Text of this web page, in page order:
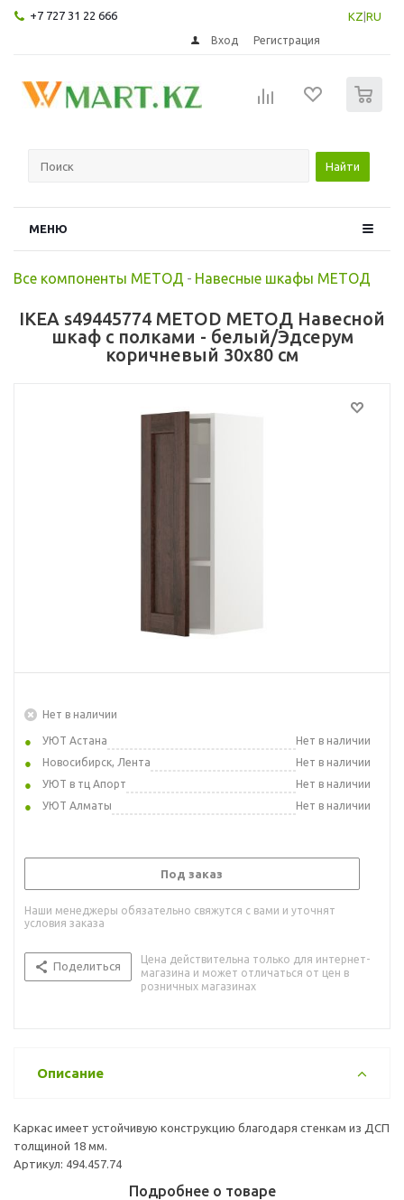
+7 727 31 22 666 KZ RU
Вход Регистрация
Найти
МЕНЮ
Все компоненты МЕТОД - Навесные шкафы МЕТОД
IKEA s49445774 METOD МЕТОД Навесной
шкаф с полками - белый/Эдсерум
коричневый 30x80 см
Нет в наличии
УЮТ Астана
Нет в наличии
Новосибирск, Лента
Нет в наличии
УЮТ в тц Апорт
Нет в наличии
УЮТ Алматы
Нет в наличии
Под заказ
Наши менеджеры обязательно свяжутся с вами и уточнят
условия заказа
Поделиться
Цена действительна только для интернет-
магазина и может отличаться от цен в
розничных магазинах
Описание
Каркас имеет устойчивую конструкцию благодаря стенкам из ДСП
толщиной 18 мм.
Артикул: 494.457.74
Подробнее о товаре